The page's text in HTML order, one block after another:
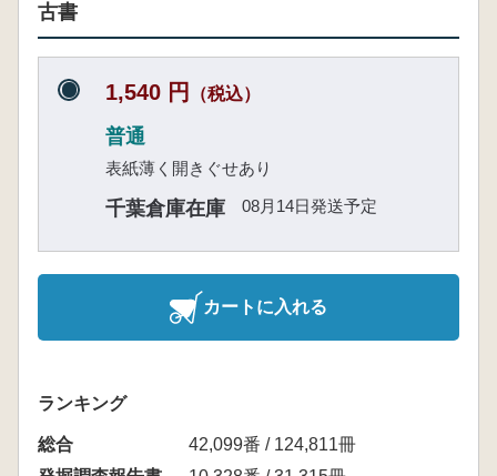
古書
1,540 円 （税込）
普通
表紙薄く開きぐせあり
千葉倉庫在庫 08月14日発送予定
カートに入れる
ランキング
総合
42,099番 / 124,811冊